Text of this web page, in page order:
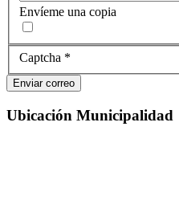
Envíeme una copia
Captcha *
Enviar correo
Ubicación Municipalidad